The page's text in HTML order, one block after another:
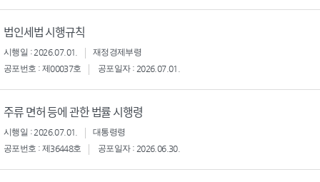
법인세법 시행규칙
시행일 : 2026.07.01.
재정경제부령
공포번호 : 제00037호
공포일자 : 2026.07.01.
주류 면허 등에 관한 법률 시행령
시행일 : 2026.07.01.
대통령령
공포번호 : 제36448호
공포일자 : 2026.06.30.